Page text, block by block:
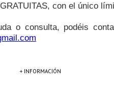
con el único
o consulta, podéis
+ INFORMACIÓN